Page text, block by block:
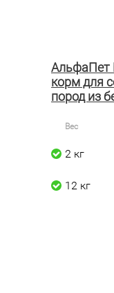
АльфаПет
корм для
пород из
Вес
2 кг
12 кг